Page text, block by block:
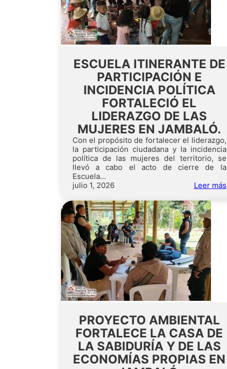
ESCUELA ITINERANTE DE
PARTICIPACIÓN E
INCIDENCIA POLÍTICA
FORTALECIÓ EL
LIDERAZGO DE LAS
MUJERES EN JAMBALÓ.
Con el propósito de fortalecer el liderazgo,
la participación ciudadana y la incidencia
política de las mujeres del territorio, se
llevó a cabo el acto de cierre de la
Escuela...
julio 1, 2026
Leer más
PROYECTO AMBIENTAL
FORTALECE LA CASA DE
LA SABIDURÍA Y DE LAS
ECONOMÍAS PROPIAS EN